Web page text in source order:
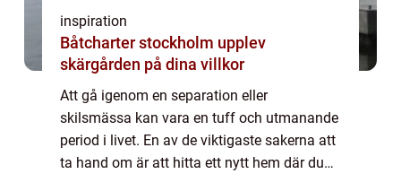
inspiration
Båtcharter stockholm upplev
skärgården på dina villkor
Att gå igenom en separation eller
skilsmässa kan vara en tuff och utmanande
period i livet. En av de viktigaste sakerna att
ta hand om är att hitta ett nytt hem där du